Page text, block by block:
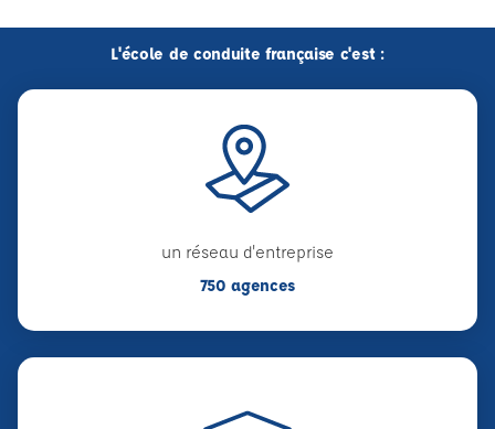
L'école de conduite française c'est :
un réseau d'entreprise
750 agences